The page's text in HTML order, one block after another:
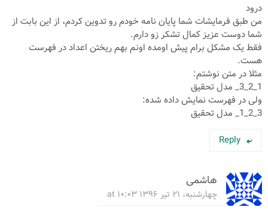
درود
من طبق فرمایشات شما پایان نامه خودم رو تدوین کردم، از این بابت از
شما دوست عزیز کمال تشکر زو دارم.
فقط یک مشکل برام پیش اومده اونم بهم ریختن اعداد در فهرست
هست.
مثلا در متن نوشتم:
1_2_3_ مدل تحقیق
ولی در فهرست نمایش داده شده:
3_2_1_ مدل تحقیق
Reply
هاشمی
چهارشنبه، ۲۱ تیر ۱۳۹۶ at ۱۰:۰۳